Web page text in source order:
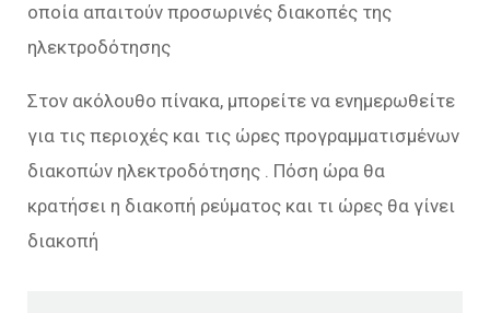
οποία απαιτούν προσωρινές διακοπές της
ηλεκτροδότησης
Στον ακόλουθο πίνακα, μπορείτε να ενημερωθείτε
για τις περιοχές και τις ώρες προγραμματισμένων
διακοπών ηλεκτροδότησης . Πόση ώρα θα
κρατήσει η διακοπή ρεύματος και τι ώρες θα γίνει
διακοπή